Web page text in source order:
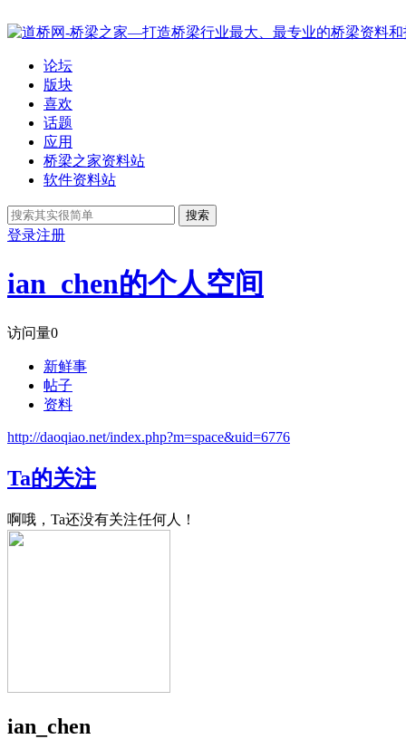
论坛
版块
喜欢
话题
应用
桥梁之家资料站
软件资料站
搜索
登录注册
ian_chen的个人空间
访问量0
新鲜事
帖子
资料
http://daoqiao.net/index.php?m=space&uid=6776
Ta的关注
啊哦，Ta还没有关注任何人！
ian_chen